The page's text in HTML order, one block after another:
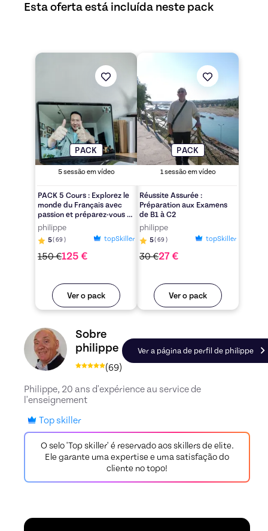
Esta oferta está incluída neste pack
Descubra a oferta PACK 5 Cours : Explorez le monde
PACK
5sessão em vídeo
PACK 5 Cours : Explorez le
monde du Français avec
passion et préparez-vous à
exceller dans vos examens !
philippe
5(69 ) topSkiller
150€125 €
Ver o pack
Réussite
PACK
1sessão em vídeo
Réussite Assurée :
Préparation aux Examens
de B1 à C2
philippe
5(69 ) topSkiller
30€27 €
Ver o pack
Conheça o perfil de philippe, Skiller em
Sobre
philippe
(69)
Ver a página de perfil de philippe
Philippe, 20 ans d'expérience au service de
l'enseignement
Top skiller
O selo 'Top skiller' é reservado aos skillers de elite.
Ele garante uma expertise e uma satisfação do
cliente no topo!